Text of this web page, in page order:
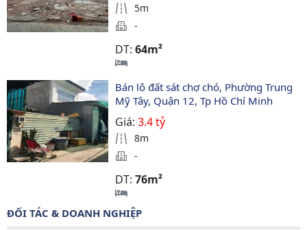
5m
-
DT:64m²
Bán lô đất sát chợ chó, Phường Trung
Mỹ Tây, Quận 12, Tp Hồ Chí Minh
Giá:3.4 tỷ
8m
-
DT:76m²
ĐỐI TÁC & DOANH NGHIỆP